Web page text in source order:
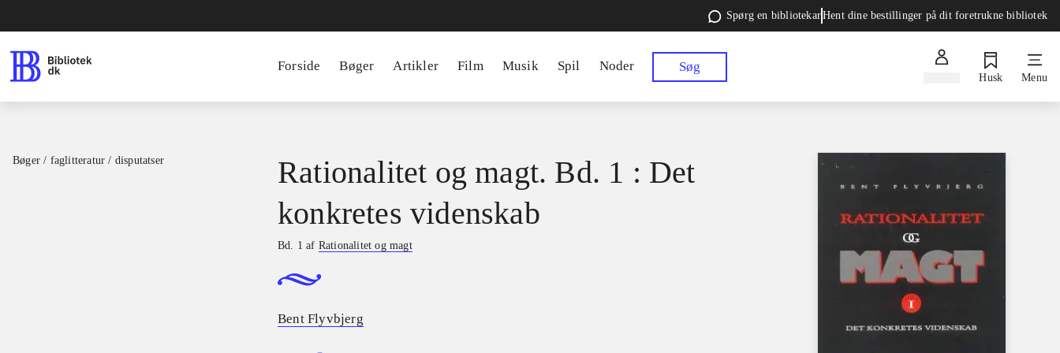
Spørg en bibliotekarHent dine bestillinger på dit foretrukne bibliotek
Forside Bøger Artikler Film Musik Spil Noder Søg
Husk Menu
Bøger / faglitteratur / disputatser
Rationalitet og magt. Bd. 1 : Det
konkretes videnskab
Bd. 1 af Rationalitet og magt
Bent Flyvbjerg